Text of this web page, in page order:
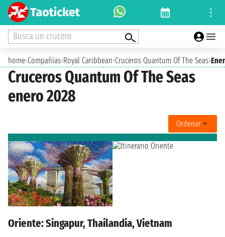
Busca un crucero
home›Compañías›Royal Caribbean›Cruceros Quantum Of The Seas›
Cruceros Quantum Of The Seas
enero 2028
Ordenar
Oriente: Singapur, Thailandia, Vietnam